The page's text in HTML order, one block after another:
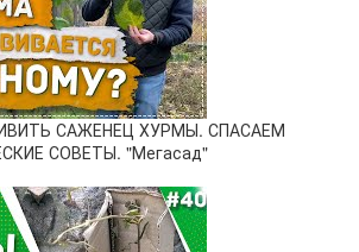
САЖЕНЕЦ ХУРМЫ. СПАСАЕМ
СОВЕТЫ. "Мегасад"